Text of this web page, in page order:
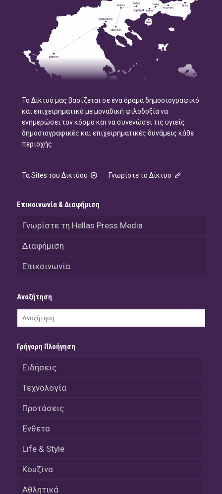
Το Δίκτυό μας βασίζεται σε ένα όραμα δημοσιογραφικό
και επιχειρηματικό με μοναδική φιλοδοξία να
ενημερώσει τον κόσμο και να συνενώσει τις υγιείς
δημοσιογραφικές και επιχειρηματικές δυνάμεις κάθε
περιοχής.
Τα Sites του Δικτύου Γνωρίστε το Δίκτυο
Επικοινωνία & Διαφήμιση
Γνωρίστε τη Hellas Press Media
Διαφήμιση
Επικοινωνία
Αναζήτηση
Γρήγορη Πλοήγηση
Ειδήσεις
Τεχνολογία
Προτάσεις
Ένθετα
Life & Style
Κουζίνα
Αθλητικά